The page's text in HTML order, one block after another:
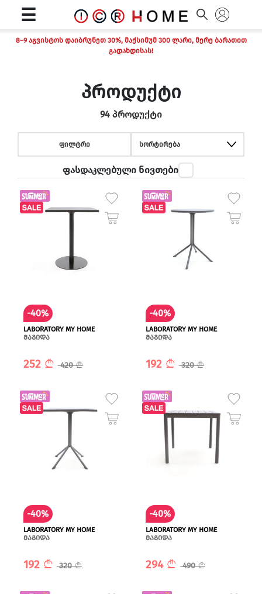
☰
8–9 აგვისტოს დაიბრუნეთ 30%, მაქსიმუმ 300 ლარი, მერე ბარათით
გადახდისას!
პროდუქტი
94 პროდუქტი
ფილტრი სორტირება
ფასდაკლებული ნივთები
-40%
LABORATORY MY HOME
მაგიდა
252 420
-40%
LABORATORY MY HOME
მაგიდა
192 320
-40%
LABORATORY MY HOME
მაგიდა
192 320
-40%
LABORATORY MY HOME
მაგიდა
294 490